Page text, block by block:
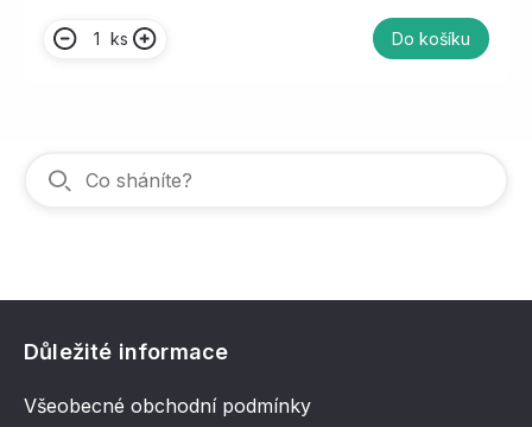
ks Do košíku
Důležité informace
Všeobecné obchodní podmínky